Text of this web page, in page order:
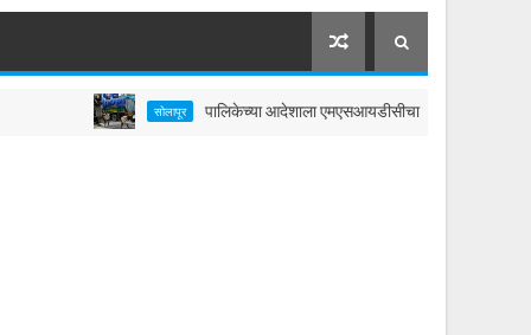
सोलापूर पालिकेच्या आदेशाला एमएसआयडीसीचा ठेंगा?; आयुक्तांच्या